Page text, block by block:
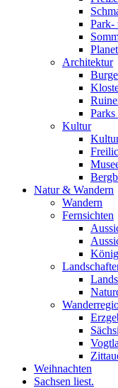
Park-
Architektur
Parks
Kultur
Natur & Wandern
Wandern
Fernsichten
Weihnachten
Sachsen liest.